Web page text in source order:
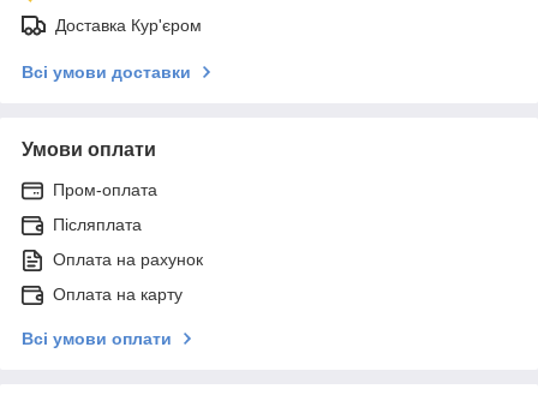
Доставка Кур'єром
Всі умови доставки
Умови оплати
Пром-оплата
Післяплата
Оплата на рахунок
Оплата на карту
Всі умови оплати